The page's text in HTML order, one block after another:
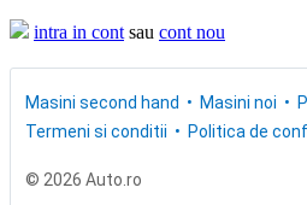
intra in cont sau cont nou
Masini second hand Masini noi
Termeni si conditii
Politica de
© 2026 Auto.ro